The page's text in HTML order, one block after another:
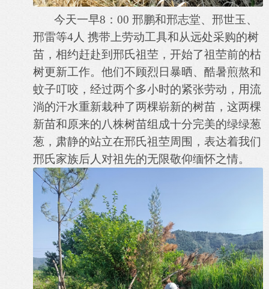
今天一早8：00 邢鹏和邢志堂、邢世玉、
邢雷等4人 携带上劳动工具和从远处采购的树
苗，相约赶赴到邢氏祖茔，开始了祖茔前的枯
树更新工作。他们不顾烈日暴晒、酷暑煎熬和
蚊子叮咬，经过两个多小时的紧张劳动，用流
淌的汗水重新栽种了两棵崭新的树苗，这两棵
新苗和原来的八株树苗组成十分完美的绿绿葱
葱，肃静的站立在邢氏祖茔周围，表达着我们
邢氏家族后人对祖先的无限敬仰缅怀之情。